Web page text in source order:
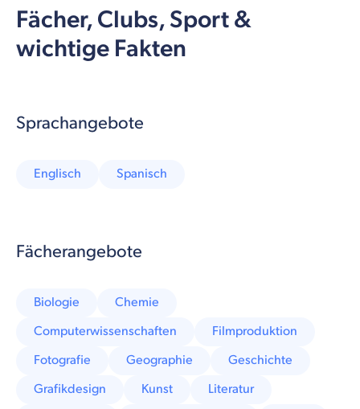
Fächer, Clubs, Sport &
wichtige Fakten
Sprachangebote
Englisch Spanisch
Fächerangebote
Biologie
Chemie
Computerwissenschaften
Filmproduktion
Fotografie
Geographie
Geschichte
Grafikdesign
Kunst
Literatur